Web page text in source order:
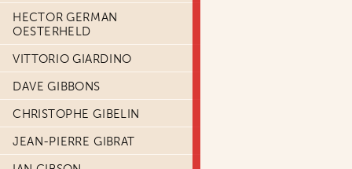
HECTOR GERMAN
OESTERHELD
VITTORIO GIARDINO
DAVE GIBBONS
CHRISTOPHE GIBELIN
JEAN-PIERRE GIBRAT